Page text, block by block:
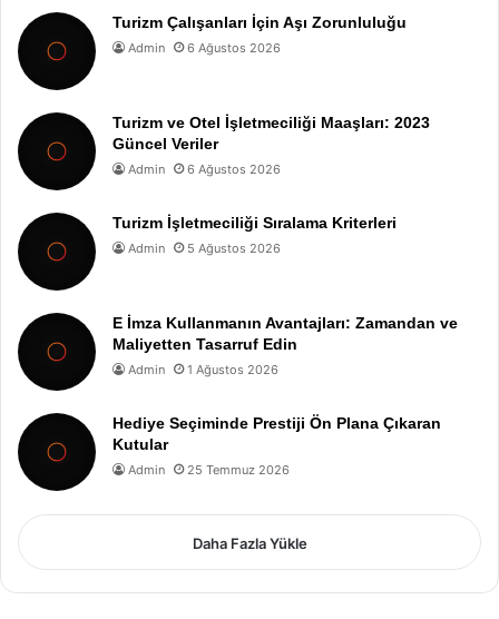
Turizm Çalışanları İçin Aşı Zorunluluğu
Admin 6 Ağustos 2026
Turizm ve Otel İşletmeciliği Maaşları: 2023
Güncel Veriler
Admin 6 Ağustos 2026
Turizm İşletmeciliği Sıralama Kriterleri
Admin 5 Ağustos 2026
E İmza Kullanmanın Avantajları: Zamandan ve
Maliyetten Tasarruf Edin
Admin 1 Ağustos 2026
Hediye Seçiminde Prestiji Ön Plana Çıkaran
Kutular
Admin 25 Temmuz 2026
Daha Fazla Yükle